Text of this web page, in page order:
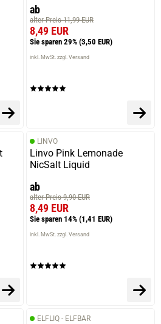
musste es nur neu bestellen
es zurück schicken zum
einfaches Teil wo man nichts
trotzdem Spaß
ab
alter Preis 11,99 EUR
8,49 EUR
Sie sparen 29% (3,50 EUR)
inkl. MwSt. zzgl. Versand
LINVO
Linvo Pink Lemonade
NicSalt Liquid
ab
alter Preis 9,90 EUR
8,49 EUR
Sie sparen 14% (1,41 EUR)
inkl. MwSt. zzgl. Versand
ELFLIQ - ELFBAR